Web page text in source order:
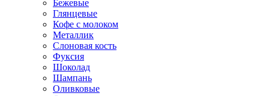
Бежевые
Глянцевые
Кофе с молоком
Металлик
Слоновая кость
Фуксия
Шоколад
Шампань
Оливковые